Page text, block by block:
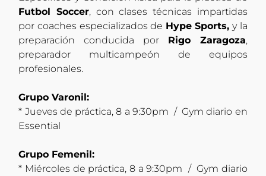
Futbol Soccer, con clases técnicas impartidas
por coaches especializados de Hype Sports, y la
preparación conducida por Rigo Zaragoza,
preparador multicampeón de equipos
profesionales.
Grupo Varonil:
* Jueves de práctica, 8 a 9:30pm / Gym diario en
Essential
Grupo Femenil:
* Miércoles de práctica, 8 a 9:30pm / Gym diario